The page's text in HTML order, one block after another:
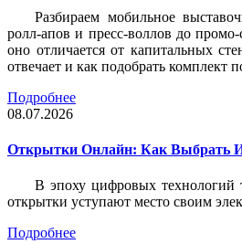
Разбираем мобильное
ролл-апов и пресс-воллов до
оно отличается от капитальных
отвечает и как подобрать комплект
Подробнее
08.07.2026
Открытки Онлайн: Как Выбрать
В эпоху цифровых
открытки уступают место своим
Подробнее